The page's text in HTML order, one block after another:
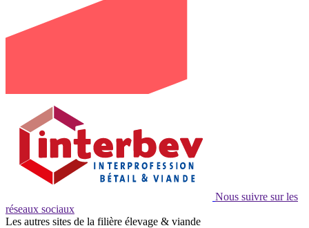
Nous suivre sur les
réseaux sociaux
Les autres sites de la filière élevage & viande